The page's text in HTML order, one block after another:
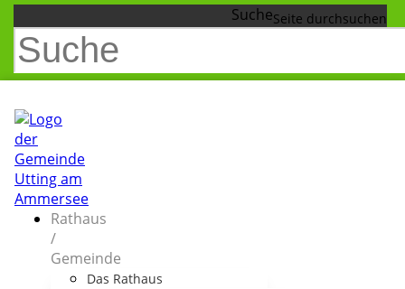
Suche
Rathaus
/
Gemeinde
Das Rathaus